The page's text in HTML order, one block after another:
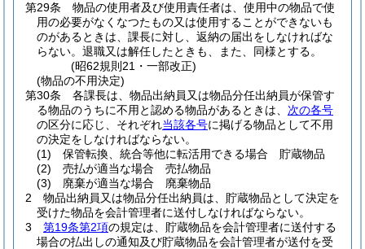
第29条
物品の使用者及び使用責任者は、使用中の物品で使
用の必要がなくなつたもの又は使用することができないも
のがあるときは、課長に対し、返納の届出をしなければな
らない。 退職又は解任したときも、また、同様とする。
(昭62規則21・一部改正)
(物品の不用決定)
第30条
各課長は、物品出納員又は物品分任出納員が保管す
る物品のうちに不用と認める物品があるときは、 次の各号
の区分に応じ、それぞれ当該各号に掲げる物品として不用
の決定をしなければならない。
(1)
保管転換、統合等他に転活用できる場合 貯蔵物品
(2)
売払が適当な場合 売払物品
(3)
廃棄が適当な場合 廃棄物品
2
物品出納員又は物品分任出納員は、貯蔵物品として決定を
受けた物品を会計管理者に送付しなければならない。
3
第19条第2項の規定は、貯蔵物品を会計管理者に送付する
場合の払出しの通知及び貯蔵物品を会計管理者が送付を受